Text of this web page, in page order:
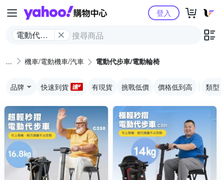
Yahoo購物中心
電動代步
椅
登入
機車/電動機車/汽車 電動代步車/電動輪椅
品牌 快速到貨 有現貨 挑戰低價 價格低到高 類型